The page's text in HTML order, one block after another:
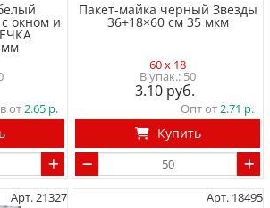
окном и
мм
от2.65
Пакет-майка черный Звезды
36+18×60 см 35 мкм
60 x 18
50
3.10
Опт от2.71
Купить
Арт. 21327 Арт. 18495